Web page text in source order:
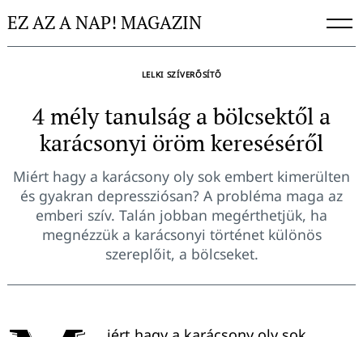
toEZ AZ A NAP! MAGAZIN
LELKI SZÍVERŐSÍTŐ
4 mély tanulság a bölcsektől a
karácsonyi öröm kereséséről
Miért hagy a karácsony oly sok embert kimerülten
és gyakran depressziósan? A probléma maga az
emberi szív. Talán jobban megérthetjük, ha
megnézzük a karácsonyi történet különös
szereplőit, a bölcseket.